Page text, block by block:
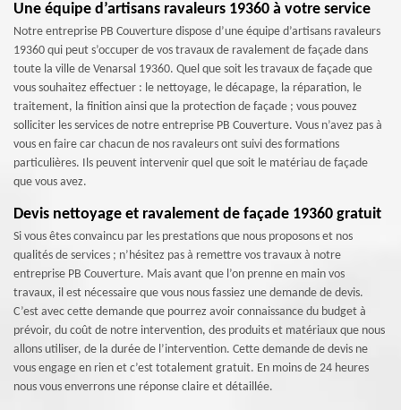
Une équipe d’artisans ravaleurs 19360 à votre service
Notre entreprise PB Couverture dispose d’une équipe d’artisans ravaleurs
19360 qui peut s’occuper de vos travaux de ravalement de façade dans
toute la ville de Venarsal 19360. Quel que soit les travaux de façade que
vous souhaitez effectuer : le nettoyage, le décapage, la réparation, le
traitement, la finition ainsi que la protection de façade ; vous pouvez
solliciter les services de notre entreprise PB Couverture. Vous n’avez pas à
vous en faire car chacun de nos ravaleurs ont suivi des formations
particulières. Ils peuvent intervenir quel que soit le matériau de façade
que vous avez.
Devis nettoyage et ravalement de façade 19360 gratuit
Si vous êtes convaincu par les prestations que nous proposons et nos
qualités de services ; n’hésitez pas à remettre vos travaux à notre
entreprise PB Couverture. Mais avant que l’on prenne en main vos
travaux, il est nécessaire que vous nous fassiez une demande de devis.
C’est avec cette demande que pourrez avoir connaissance du budget à
prévoir, du coût de notre intervention, des produits et matériaux que nous
allons utiliser, de la durée de l’intervention. Cette demande de devis ne
vous engage en rien et c’est totalement gratuit. En moins de 24 heures
nous vous enverrons une réponse claire et détaillée.